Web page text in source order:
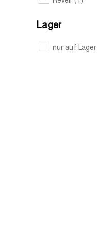
Lager
nur auf Lager